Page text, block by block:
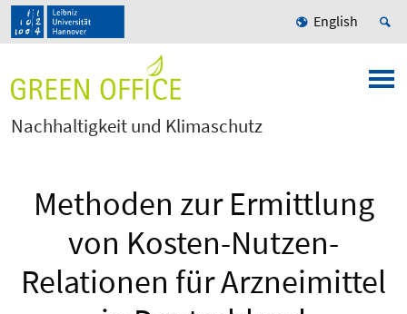
English
Nachhaltigkeit und Klimaschutz
Methoden zur Ermittlung
von Kosten-Nutzen-
Relationen für Arzneimittel